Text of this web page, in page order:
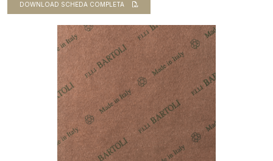
DOWNLOAD SCHEDA COMPLETA